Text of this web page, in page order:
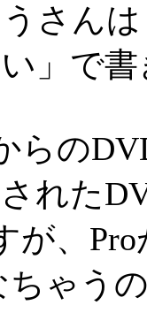
さんは
」で
らの
れた
が、
ちゃう